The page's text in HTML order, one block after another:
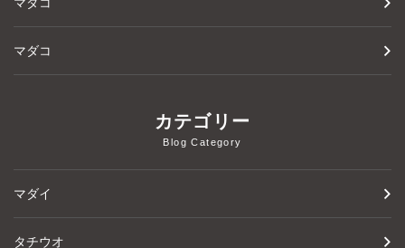
マダコ
カテゴリー
Blog Category
マダイ
タチウオ